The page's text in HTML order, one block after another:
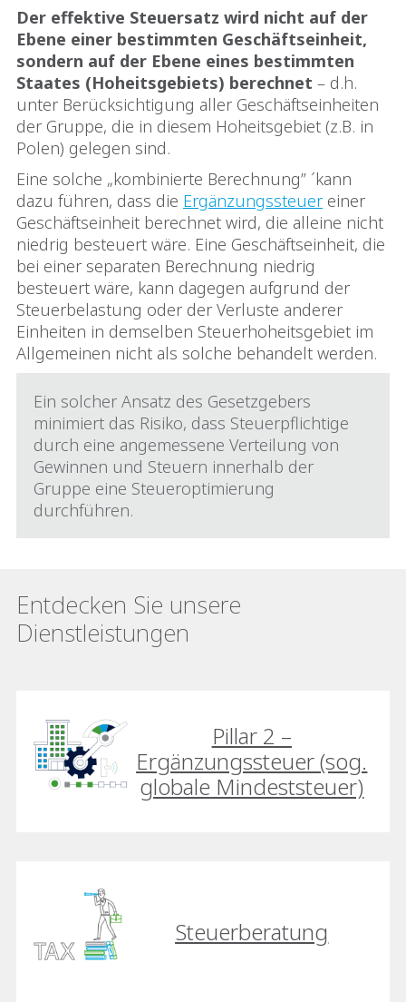
Der effektive Steuersatz wird nicht auf der
Ebene einer bestimmten Geschäftseinheit,
sondern auf der Ebene eines bestimmten
Staates (Hoheitsgebiets) berechnet – d.h.
unter Berücksichtigung aller Geschäftseinheiten
der Gruppe, die in diesem Hoheitsgebiet (z.B. in
Polen) gelegen sind.
Eine solche „kombinierte Berechnung” ´kann
dazu führen, dass die Ergänzungssteuer einer
Geschäftseinheit berechnet wird, die alleine nicht
niedrig besteuert wäre. Eine Geschäftseinheit, die
bei einer separaten Berechnung niedrig
besteuert wäre, kann dagegen aufgrund der
Steuerbelastung oder der Verluste anderer
Einheiten in demselben Steuerhoheitsgebiet im
Allgemeinen nicht als solche behandelt werden.
Ein solcher Ansatz des Gesetzgebers
minimiert das Risiko, dass Steuerpflichtige
durch eine angemessene Verteilung von
Gewinnen und Steuern innerhalb der
Gruppe eine Steueroptimierung
durchführen.
Entdecken Sie unsere
Dienstleistungen
Pillar 2 –
Ergänzungssteuer (sog.
globale Mindeststeuer)
Steuerberatung